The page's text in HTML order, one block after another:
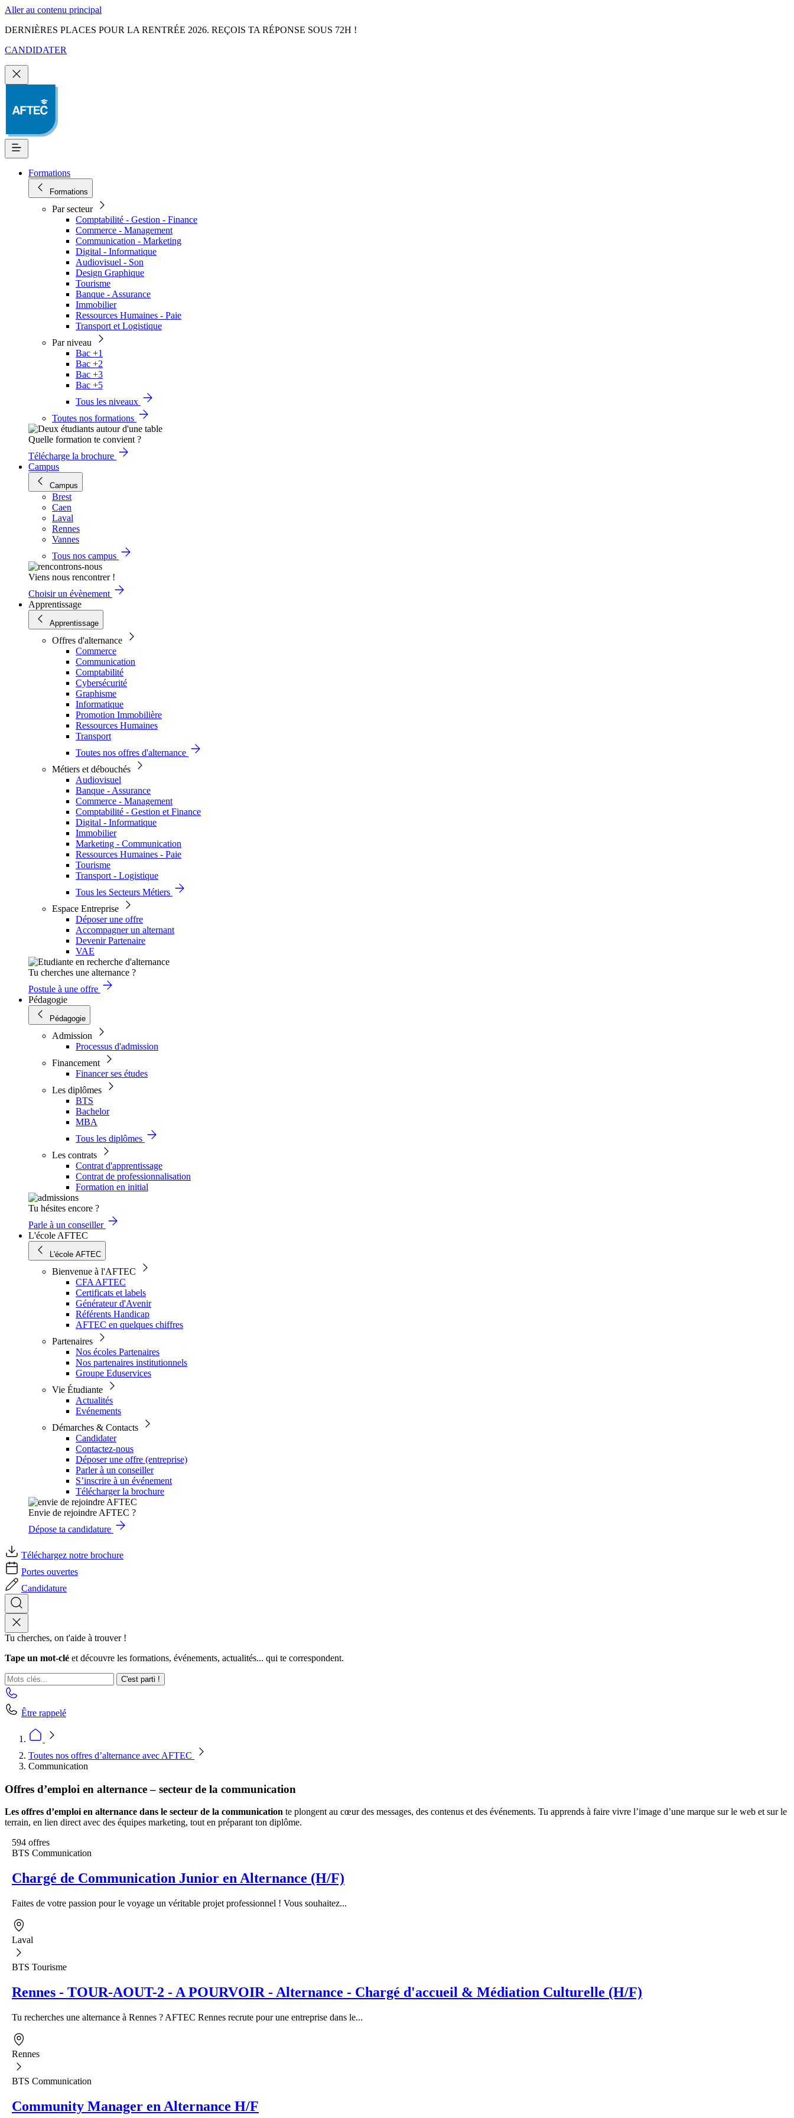
Aller au contenu principal
DERNIÈRES PLACES POUR LA RENTRÉE 2026. REÇOIS TA RÉPONSE SOUS 72H !
CANDIDATER
Formations
Formations
Par secteur
Comptabilité - Gestion - Finance
Commerce - Management
Communication - Marketing
Digital - Informatique
Audiovisuel - Son
Design Graphique
Tourisme
Banque - Assurance
Immobilier
Ressources Humaines - Paie
Transport et Logistique
Par niveau
Bac +1
Bac +2
Bac +3
Bac +5
Tous les niveaux
Toutes nos formations
Quelle formation te convient ?
Télécharge la brochure
Campus
Campus
Brest
Caen
Laval
Rennes
Vannes
Tous nos campus
Viens nous rencontrer !
Choisir un évènement
Apprentissage
Apprentissage
Offres d'alternance
Commerce
Communication
Comptabilité
Cybersécurité
Graphisme
Informatique
Promotion Immobilière
Ressources Humaines
Transport
Toutes nos offres d'alternance
Métiers et débouchés
Audiovisuel
Banque - Assurance
Commerce - Management
Comptabilité - Gestion et Finance
Digital - Informatique
Immobilier
Marketing - Communication
Ressources Humaines - Paie
Tourisme
Transport - Logistique
Tous les Secteurs Métiers
Espace Entreprise
Déposer une offre
Accompagner un alternant
Devenir Partenaire
VAE
Tu cherches une alternance ?
Postule à une offre
Pédagogie
Pédagogie
Admission
Processus d'admission
Financement
Financer ses études
Les diplômes
BTS
Bachelor
MBA
Tous les diplômes
Les contrats
Contrat d'apprentissage
Contrat de professionnalisation
Formation en initial
Tu hésites encore ?
Parle à un conseiller
L'école AFTEC
L'école AFTEC
Bienvenue à l'AFTEC
CFA AFTEC
Certificats et labels
Générateur d'Avenir
Référents Handicap
AFTEC en quelques chiffres
Partenaires
Nos écoles Partenaires
Nos partenaires institutionnels
Groupe Eduservices
Vie Étudiante
Actualités
Evénements
Démarches & Contacts
Candidater
Contactez-nous
Déposer une offre (entreprise)
Parler à un conseiller
S’inscrire à un événement
Télécharger la brochure
Envie de rejoindre AFTEC ?
Dépose ta candidature
Téléchargez notre brochure
Portes ouvertes
Candidature
Tu cherches, on t'aide à trouver !
Tape un mot-clé et découvre les formations, événements, actualités... qui te correspondent.
C'est parti !
Être rappelé
Toutes nos offres d’alternance avec AFTEC
Communication
Offres d’emploi en alternance – secteur de la communication
Les offres d’emploi en alternance dans le secteur de la communication te plongent au cœur des messages, des contenus et des événements. Tu apprends à faire vivre l’image d’une marque sur le web et sur le
terrain, en lien direct avec des équipes marketing, tout en préparant ton diplôme.
594 offres
BTS Communication
Chargé de Communication Junior en Alternance (H/F)
Faites de votre passion pour le voyage un véritable projet professionnel ! Vous souhaitez...
Laval
BTS Tourisme
Rennes - TOUR-AOUT-2 - A POURVOIR - Alternance - Chargé d'accueil & Médiation Culturelle (H/F)
Tu recherches une alternance à Rennes ? AFTEC Rennes recrute pour une entreprise dans le...
Rennes
BTS Communication
Community Manager en Alternance H/F